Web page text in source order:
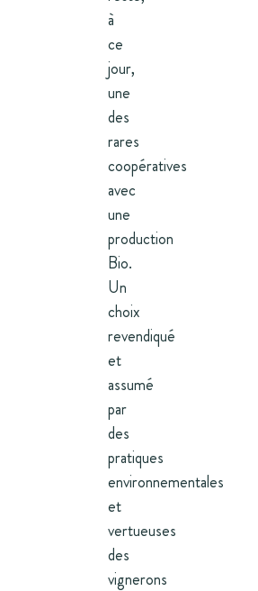
à
ce
jour,
une
des
rares
coopératives
avec
une
production
Bio.
Un
choix
revendiqué
et
assumé
par
des
pratiques
environnementales
et
vertueuses
des
vignerons